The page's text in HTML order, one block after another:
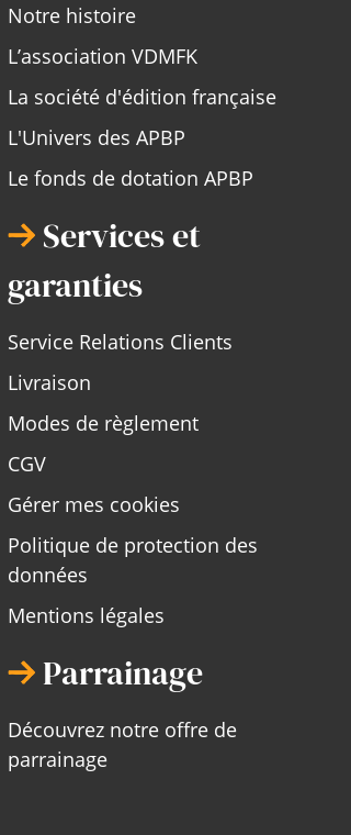
Notre histoire
L’association VDMFK
La société d'édition française
L'Univers des APBP
Le fonds de dotation APBP
Services et
garanties
Service Relations Clients
Livraison
Modes de règlement
CGV
Gérer mes cookies
Politique de protection des
données
Mentions légales
Parrainage
Découvrez notre offre de
parrainage